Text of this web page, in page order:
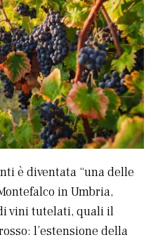
è diventata “una delle
in Umbria,
vini tutelati, quali il
l’estensione della